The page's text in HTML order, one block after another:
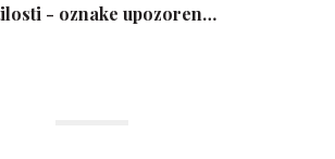
- oznake upozoren…